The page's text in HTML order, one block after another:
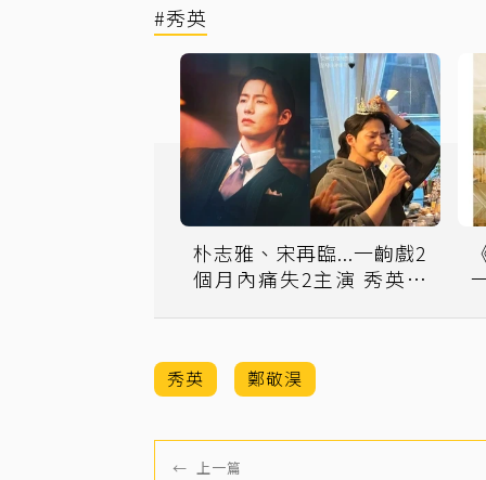
#秀英
朴志雅、宋再臨...一齣戲2
個月內痛失2主演 秀英曬
秀英 鄭敬淏
← 上一篇